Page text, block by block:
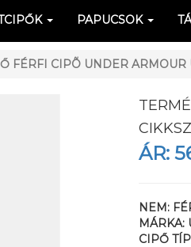
PAPUCSOK
FÉRFI CIPÕ UNDER ARMOUR
ÁR:
NEM:
MÁRKA:
CIPŐ